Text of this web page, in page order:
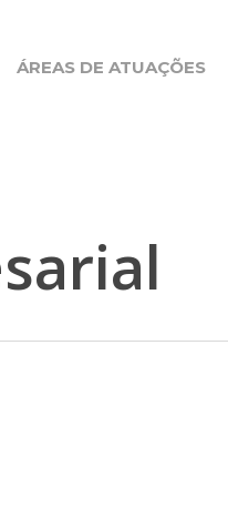
ÁREAS DE ATUAÇÕES